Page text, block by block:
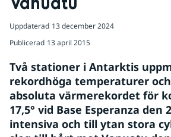
Uppdaterad 13 december 2024
Publicerad 13 april 2015
Två stationer i Antarktis
rekordhöga temperaturer
absoluta värmerekordet för
17,5° vid Base Esperanza den
intensiva och till ytan stora